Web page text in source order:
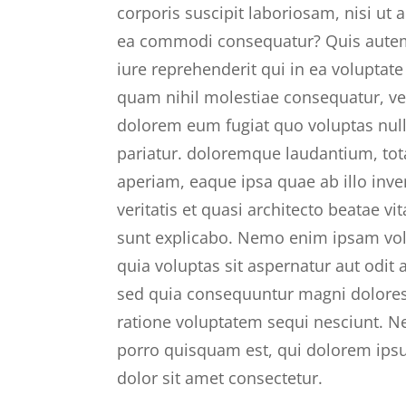
corporis suscipit laboriosam, nisi ut
ea commodi consequatur? Quis
iure reprehenderit qui in ea
quam nihil molestiae consequatur,
dolorem eum fugiat quo voluptas
pariatur. doloremque laudantium,
aperiam, eaque ipsa quae ab illo
veritatis et quasi architecto beatae
sunt explicabo. Nemo enim ipsam
quia voluptas sit aspernatur aut odit
sed quia consequuntur magni
ratione voluptatem sequi nesciunt.
porro quisquam est, qui dolorem
dolor sit amet consectetur.